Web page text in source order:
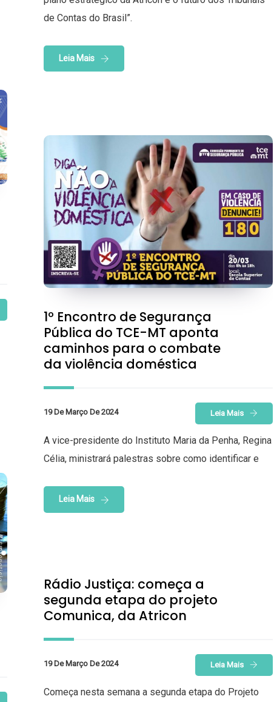
de Contas do Brasil”.
Leia Mais
1º Encontro de Segurança
Pública do TCE-MT aponta
caminhos para o combate
da violência doméstica
19 De Março De 2024 Leia Mais
A vice-presidente do Instituto Maria da Penha, Regina
Célia, ministrará palestras sobre como identificar e
Leia Mais
Rádio Justiça: começa a
segunda etapa do projeto
Comunica, da Atricon
19 De Março De 2024 Leia Mais
Começa nesta semana a segunda etapa do Projeto